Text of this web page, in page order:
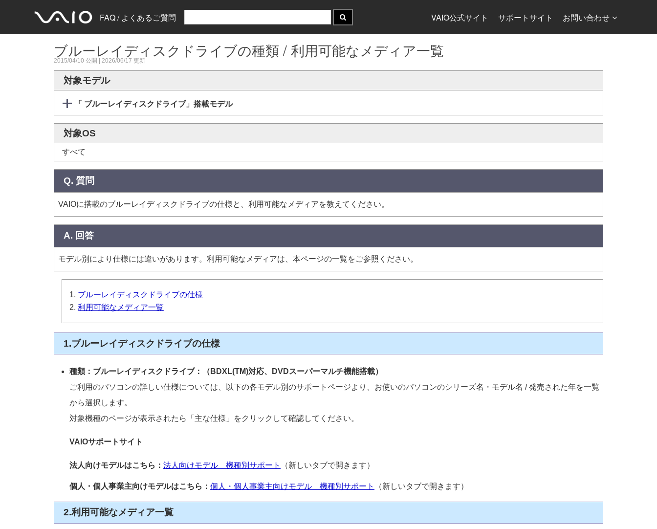
FAQ / よくあるご質問 VAIO公式サイト サポートサイト お問い合わせ
ブルーレイディスクドライブの種類 / 利用可能なメディア一覧
2015/04/10 公開 | 2026/06/17 更新
対象モデル
「 ブルーレイディスクドライブ」搭載モデル
対象OS
すべて
Q. 質問
VAIOに搭載のブルーレイディスクドライブの仕様と、利用可能なメディアを教えてください。
A. 回答
モデル別により仕様には違いがあります。利用可能なメディアは、本ページの一覧をご参照ください。
ブルーレイディスクドライブの仕様
利用可能なメディア一覧
1.ブルーレイディスクドライブの仕様
種類：ブルーレイディスクドライブ：（BDXL(TM)対応、DVDスーパーマルチ機能搭載）
ご利用のパソコンの詳しい仕様については、以下の各モデル別のサポートページより、お使いのパソコンのシリーズ名・モデル名 / 発売された年を一覧
から選択します。
対象機種のページが表示されたら「主な仕様」をクリックして確認してください。
VAIOサポートサイト
法人向けモデルはこちら： 法人向けモデル 機種別サポート （新しいタブで開きます）
個人・個人事業主向けモデルはこちら： 個人・個人事業主向けモデル 機種別サポート （新しいタブで開きます）
2.利用可能なメディア一覧